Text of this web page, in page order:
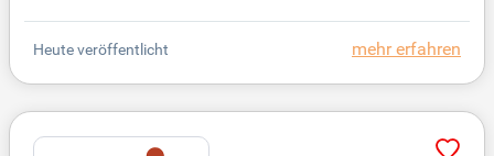
mehr erfahren
Heute veröffentlicht